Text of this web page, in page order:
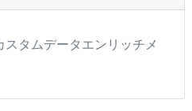
タムデータエンリッチメ